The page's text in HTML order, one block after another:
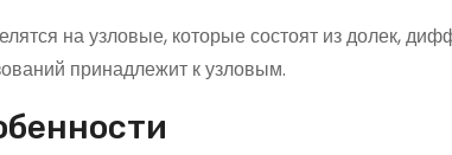
на узловые, которые состоят из долек,
принадлежит к узловым.